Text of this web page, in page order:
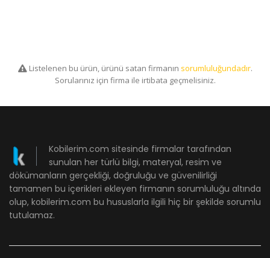
Listelenen bu ürün, ürünü satan firmanın sorumluluğundadır.
Sorularınız için firma ile irtibata geçmelisiniz.
Kobilerim.com sitesinde firmalar tarafından
sunulan her türlü bilgi, materyal, resim ve
dökümanların gerçekliği, doğruluğu ve güvenilirliği
tamamen bu içerikleri ekleyen firmanın sorumluluğu altında
olup, kobilerim.com bu hususlarla ilgili hiç bir şekilde sorumlu
tutulamaz.